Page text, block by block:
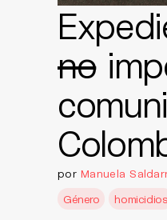
no
por Manuela
Género
homicidios